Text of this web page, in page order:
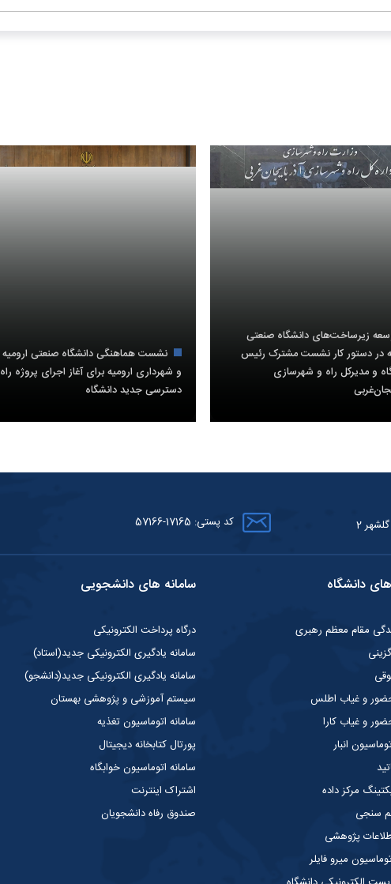
زیرساخت‌های دانشگاه صنعتی
در دستور کار نشست مشترک رئیس
و مدیرکل راه و شهرسازی
نشست هماهنگی دانشگاه صنعتی ارومیه
و شهرداری ارومیه برای آغاز اجرای پروژه راه
دسترسی جدید دانشگاه
2 کد پستی: 17165-57166
دانشگاه
مقام معظم رهبری
و غیاب اطلس
و غیاب کارا
انبار
مرکز داده
سنجی
پژوهشی
میرو فایلر
سامانه های دانشجویی
درگاه پرداخت الکترونیکی
سامانه یادگیری الکترونیکی جدید(استاد)
سامانه یادگیری الکترونیکی جدید(دانشجو)
سیستم آموزشی و پژوهشی بهستان
سامانه اتوماسیون تغذیه
پورتال کتابخانه دیجیتال
سامانه اتوماسیون خوابگاه
اشتراک اینترنت
صندوق رفاه دانشجویان